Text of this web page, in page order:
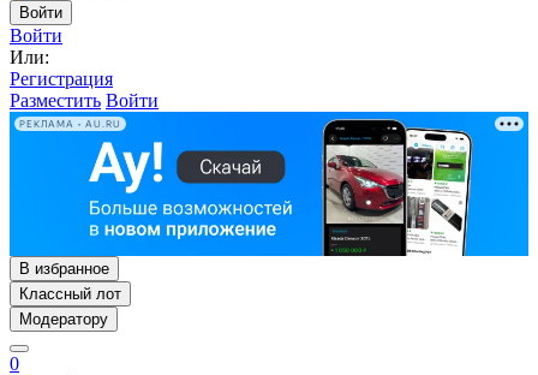
Войти
Войти
Или:
Регистрация
Разместить Войти
РЕКЛАМА • AU.RU
В избранное
Классный лот
Модератору
0